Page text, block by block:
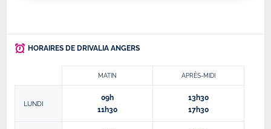
HORAIRES DE DRIVALIA ANGERS
MATIN APRÈS-MIDI
LUNDI
09h
11h30
13h30
17h30